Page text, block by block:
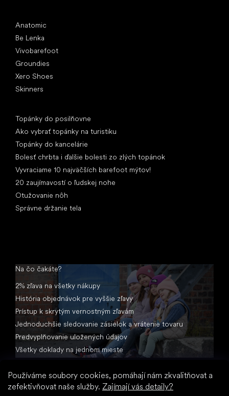
Používáme soubory cookies, pomáhají nám zkvalitňovat a
zefektivňovat naše služby. Zajímají vás detaily?
Anatomic
Be Lenka
Vivobarefoot
Groundies
Xero Shoes
Skinners
Topánky do posilňovne
Ako vybrať topánky na turistiku
Topánky do kancelárie
Bolesť chrbta i ďalšie bolesti zo zlých topánok
Vyvraciame 10 najväčších barefoot mýtov!
20 zaujímavostí o ľudskej nohe
Otužovanie nôh
Správne držanie tela
Na čo čakáte?
2% zľava na všetky nákupy
História objednávok pre vyššie zľavy
Prístup k skrytým vernostným zľavám
Jednoduchšie sledovanie zásielok a vrátenie tovaru
Predvyplňovanie uložených údajov
Všetky doklady na jednom mieste